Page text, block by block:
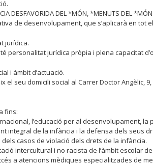
DESFAVORIDA DEL *MÓN, *MENUTS
de desenvolupament, que s’aplicarà en tot
jurídica.
personalitat jurídica pròpia i plena capacitat
i àmbit d’actuació.
el seu domicili social al Carrer Doctor Angèlic,
fins:
l’educació per al desenvolupament,
integral de la infància i la defensa dels seus
dels casos de violació dels drets de la infància.
intercultural i no racista de l’àmbit escolar
a atencions mèdiques especialitzades de